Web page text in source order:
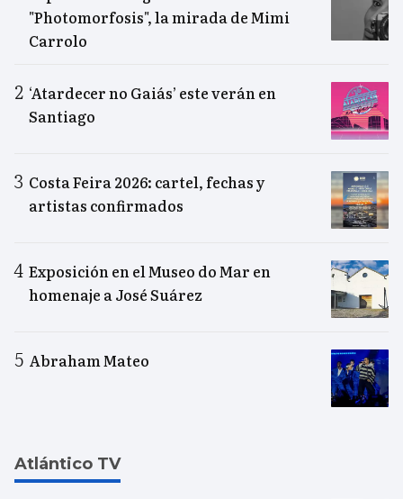
"Photomorfosis", la mirada de Mimi
Carrolo
‘Atardecer no Gaiás’ este verán en
Santiago
Costa Feira 2026: cartel, fechas y
artistas confirmados
Exposición en el Museo do Mar en
homenaje a José Suárez
Abraham Mateo
Atlántico TV